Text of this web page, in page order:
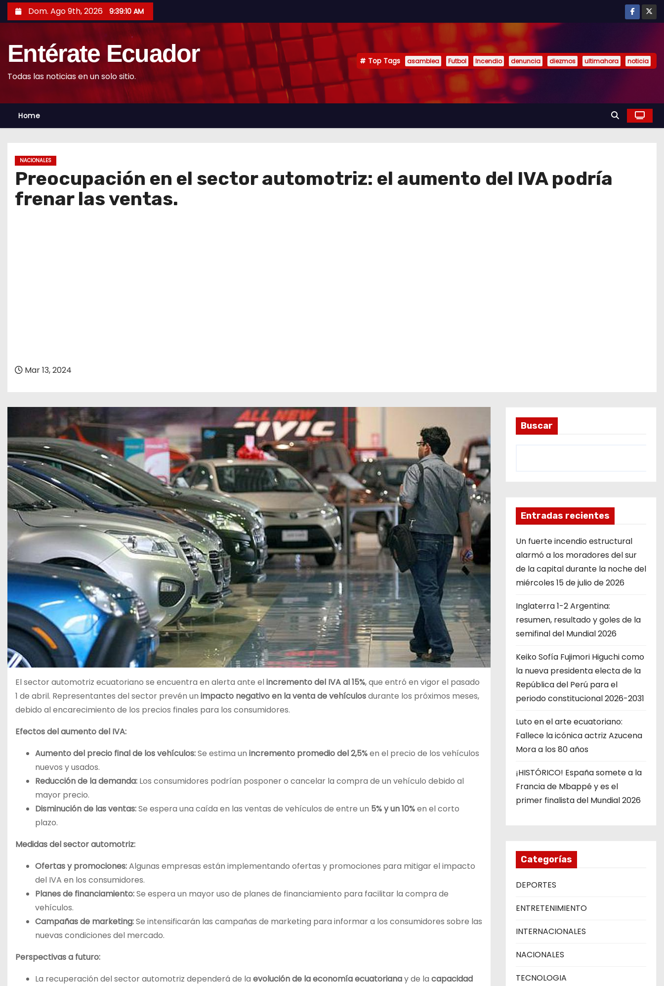
k
o
t
Dom. Ago 9th, 2026 9:39:12 AM
Entérate Ecuador
Todas las noticias en un solo sitio.
Top Tags asamblea Futbol Incendio denuncia diezmos ultimahora noticia
Home
NACIONALES
Preocupación en el sector automotriz: el aumento del IVA podría
frenar las ventas.
Mar 13, 2024
El sector automotriz ecuatoriano se encuentra en alerta ante elincremento del IVA al 15%, que entró en vigor el pasado
1 de abril. Representantes del sector prevén un impacto negativo en la venta de vehículosdurante los próximos meses,
debido al encarecimiento de los precios finales para los consumidores.
Efectos del aumento del IVA:
Aumento del precio final de los vehículos:Se estima un incremento promedio del 2,5%en el precio de los vehículos
nuevos y usados.
Reducción de la demanda: Los consumidores podrían posponer o cancelar la compra de un vehículo debido al
mayor precio.
Disminución de las ventas:Se espera una caída en las ventas de vehículos de entre un 5% y un 10%en el corto
plazo.
Medidas del sector automotriz:
Ofertas y promociones:Algunas empresas están implementando ofertas y promociones para mitigar el impacto
del IVA en los consumidores.
Planes de financiamiento:Se espera un mayor uso de planes de financiamiento para facilitar la compra de
vehículos.
Campañas de marketing:Se intensificarán las campañas de marketing para informar a los consumidores sobre las
nuevas condiciones del mercado.
Perspectivas a futuro:
La recuperación del sector automotriz dependerá de la evolución de la economía ecuatorianay de la capacidad
Buscar
Entradas recientes
Un fuerte incendio estructural
alarmó a los moradores del sur
de la capital durante la noche del
miércoles 15 de julio de 2026
Inglaterra 1-2 Argentina:
resumen, resultado y goles de la
semifinal del Mundial 2026
Keiko Sofía Fujimori Higuchi como
la nueva presidenta electa de la
República del Perú para el
periodo constitucional 2026-2031
Luto en el arte ecuatoriano:
Fallece la icónica actriz Azucena
Mora a los 80 años
¡HISTÓRICO! España somete a la
Francia de Mbappé y es el
primer finalista del Mundial 2026
Categorías
DEPORTES
ENTRETENIMIENTO
INTERNACIONALES
NACIONALES
TECNOLOGIA